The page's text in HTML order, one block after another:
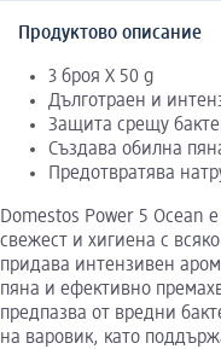
Продуктово описание
3 броя X 50 g
Дълготраен и
Защита срещу
Създава обилна
Предотвратява
Domestos Power 5 Ocean
свежест и хигиена с
придава интензивен
пяна и ефективно
предпазва от вредни
на варовик, като